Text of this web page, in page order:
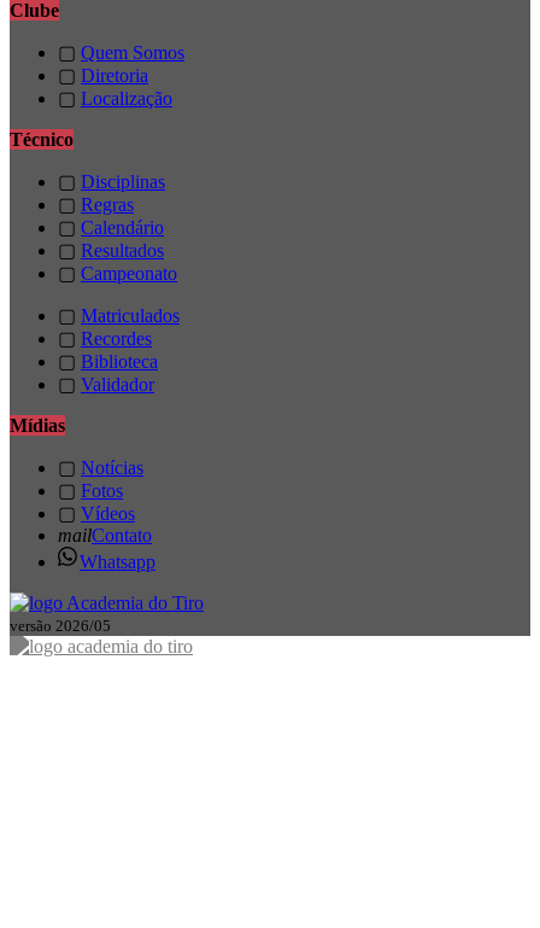
Clube
▢ Quem Somos
▢ Diretoria
▢ Localização
Técnico
▢ Disciplinas
▢ Regras
▢ Calendário
▢ Resultados
▢ Campeonato
▢ Matriculados
▢ Recordes
▢ Biblioteca
▢ Validador
Mídias
▢ Notícias
▢ Fotos
▢ Vídeos
mailContato
Whatsapp
versão 2026/05